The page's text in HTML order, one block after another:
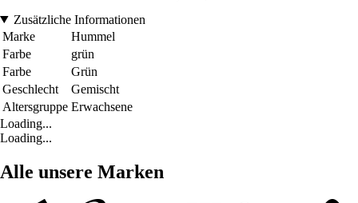
Zusätzliche Informationen
Marke
Hummel
Farbe
grün
Farbe
Grün
Geschlecht
Gemischt
Altersgruppe Erwachsene
Loading...
Loading...
Alle unsere Marken